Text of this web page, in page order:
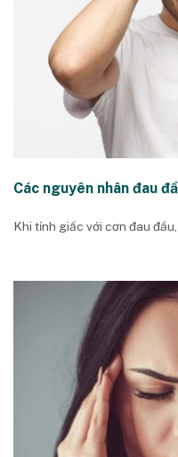
Các nguyên nhân đau
Khi tỉnh giấc với cơn đau